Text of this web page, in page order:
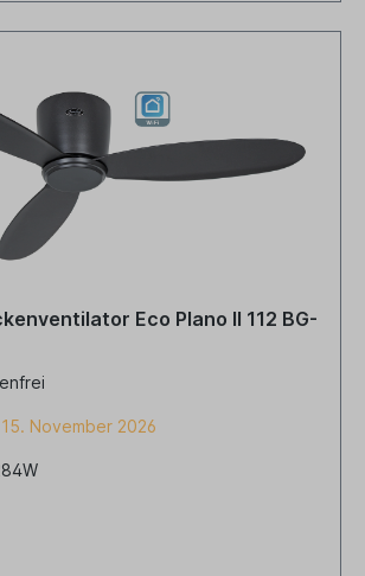
Eco Plano II 112 BG-
November 2026